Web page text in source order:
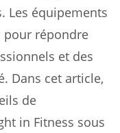
Les équipements
pour répondre
et des
Dans cet article,
de
in Fitness sous